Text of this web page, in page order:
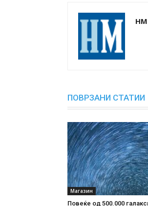
НМ
ПОВРЗАНИ СТАТИИ
Магазин
Повеќе од 500.000